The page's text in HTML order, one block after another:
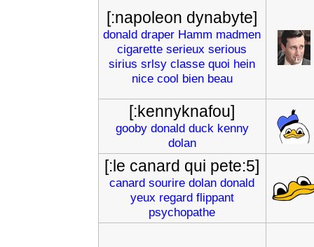
[:napoleon dynabyte]
donald draper Hamm madmen
cigarette serieux serious
sirius srlsy classe quoi hein
nice cool bien beau
[:kennyknafou]
gooby donald duck kenny
dolan
[:le canard qui pete:5]
canard sourire dolan donald
yeux regard flippant
psychopathe